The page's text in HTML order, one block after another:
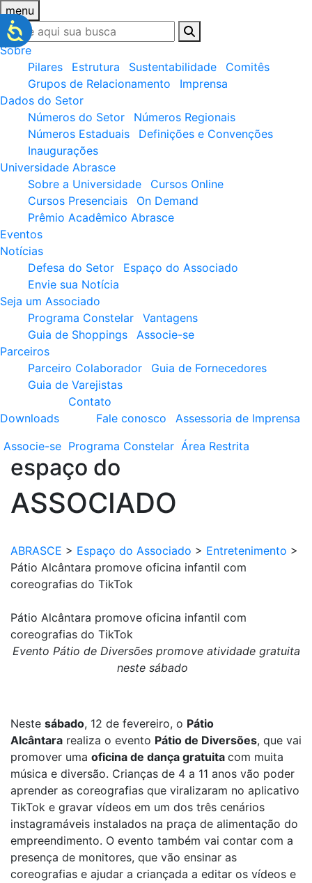
menu
Sobre
Pilares
Estrutura Sustentabilidade
Comitês
Grupos de Relacionamento
Imprensa
Dados do Setor
Números do Setor
Números Regionais
Números Estaduais
Definições e Convenções
Inaugurações
Universidade Abrasce
Sobre a Universidade
Cursos Online
Cursos Presenciais
On Demand
Prêmio Acadêmico Abrasce
Eventos
Notícias
Defesa do Setor
Espaço do Associado
Envie sua Notícia
Seja um Associado
Programa Constelar
Vantagens
Guia de Shoppings
Associe-se
Parceiros
Parceiro Colaborador
Guia de Fornecedores
Guia de Varejistas
Downloads
Contato
Fale conosco
Assessoria de Imprensa
Associe-se Programa Constelar Área Restrita
espaço do
ASSOCIADO
ABRASCE > Espaço do Associado > Entretenimento >
Pátio Alcântara promove oficina infantil com
coreografias do TikTok
Pátio Alcântara promove oficina infantil com
coreografias do TikTok
Evento Pátio de Diversões promove atividade gratuita
neste sábado
Neste sábado, 12 de fevereiro, o Pátio
Alcântara realiza o evento Pátio de Diversões, que vai
promover uma oficina de dança gratuita com muita
música e diversão. Crianças de 4 a 11 anos vão poder
aprender as coreografias que viralizaram no aplicativo
TikTok e gravar vídeos em um dos três cenários
instagramáveis instalados na praça de alimentação do
empreendimento. O evento também vai contar com a
presença de monitores, que vão ensinar as
coreografias e ajudar a criançada a editar os vídeos e